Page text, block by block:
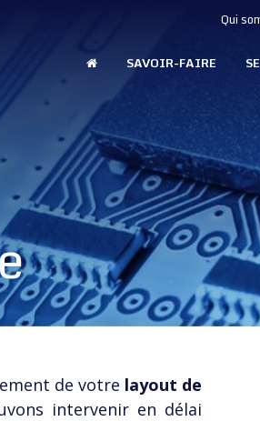
Qui
SAVOIR-FAIRE
de votre layout de
intervenir en délai